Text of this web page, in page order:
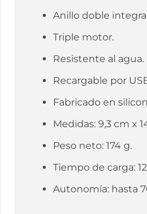
Anillo doble
Triple motor.
Resistente al agua.
Recargable por
Fabricado en
Medidas: 9,3 cm x
Peso neto: 174 g.
Tiempo de carga:
Autonomía: hasta